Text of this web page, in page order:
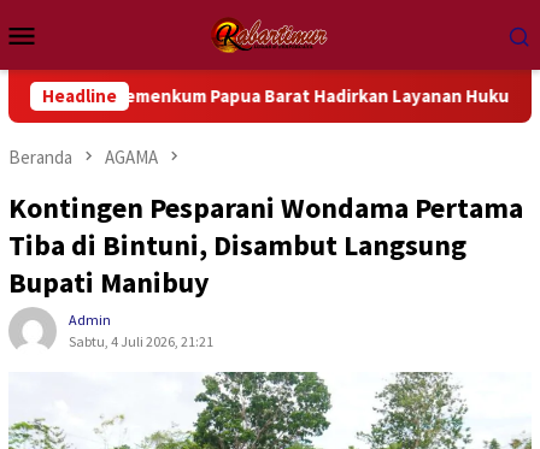
ke
kontenMobile
Headline
Papua Barat Hadirkan Layanan Hukum Gratis dan Bazar
Beranda AGAMA
Kontingen Pesparani Wondama Pertama
Tiba di Bintuni, Disambut Langsung
Bupati Manibuy
Admin
Sabtu, 4 Juli 2026, 21:21